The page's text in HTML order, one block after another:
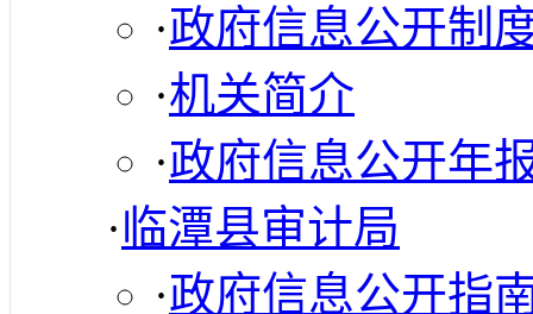
·政府信息公开制
·机关简介
·政府信息公开年
·临潭县审计局
·政府信息公开指